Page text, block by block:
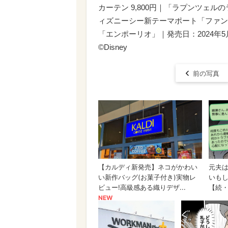
カーテン 9,800円｜「ラプンツェル
ィズニーシー新テーマポート「ファ
「エンポーリオ」｜発売日：2024年
©Disney
前の写真